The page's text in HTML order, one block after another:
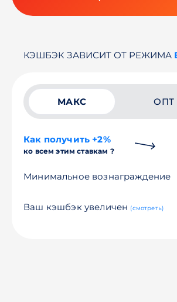
КЭШБЭК ЗАВИСИТ ОТ РЕЖИМА
МАКС ОПТ
Как получить +2%
ко всем этим ставкам ?
Минимальное вознаграждение
Ваш кэшбэк увеличен (смотреть)